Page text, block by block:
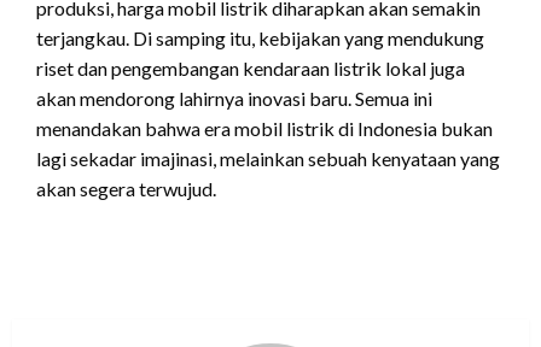
produksi, harga mobil listrik diharapkan akan semakin
terjangkau. Di samping itu, kebijakan yang mendukung
riset dan pengembangan kendaraan listrik lokal juga
akan mendorong lahirnya inovasi baru. Semua ini
menandakan bahwa era mobil listrik di Indonesia bukan
lagi sekadar imajinasi, melainkan sebuah kenyataan yang
akan segera terwujud.